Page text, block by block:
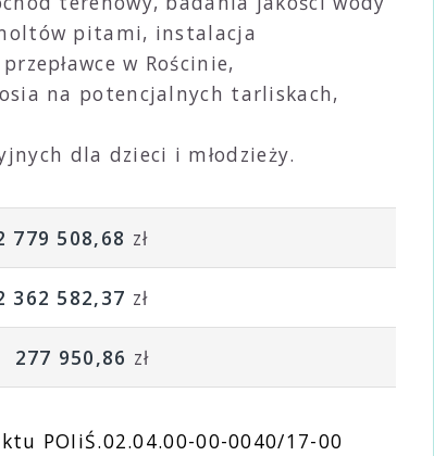
pitami, instalacja
w Rościnie,
na potencjalnych tarliskach,
dla dzieci i młodzieży.
779 508,68 zł
362 582,37 zł
277 950,86 zł
POIiŚ.02.04.00-00-0040/17-00